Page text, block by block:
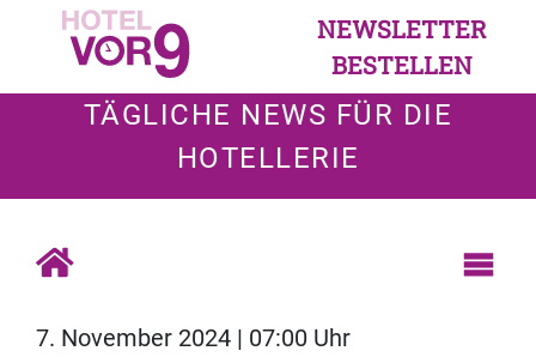
NEWSLETTER
BESTELLEN
TÄGLICHE NEWS FÜR DIE
HOTELLERIE
7. November 2024 | 07:00 Uhr